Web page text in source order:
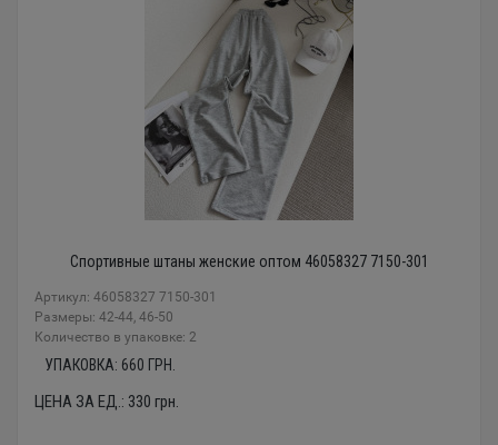
Спортивные штаны женские оптом 46058327 7150-301
Артикул: 46058327 7150-301
Размеры: 42-44, 46-50
Количество в упаковке: 2
УПАКОВКА: 660 ГРН.
ЦЕНА ЗА ЕД.: 330 грн.